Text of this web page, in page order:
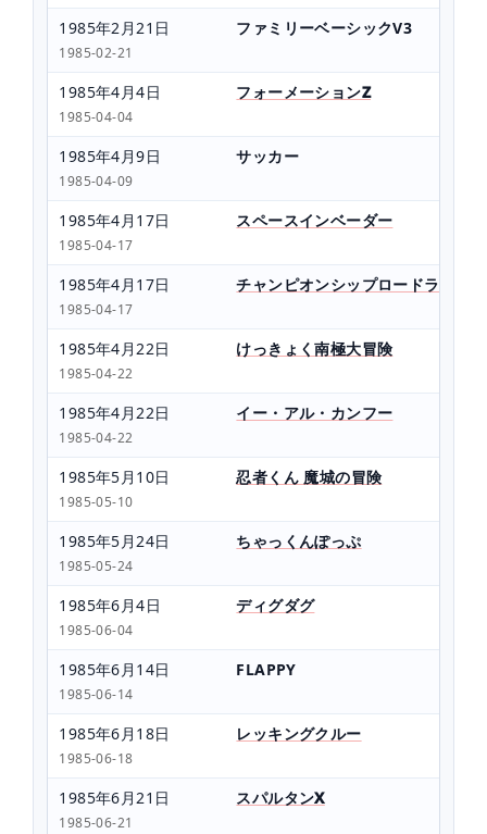
1985年2月21日
1985-02-21
ファミリーベーシックV3
1985年4月4日
1985-04-04
フォーメーションZ
1985年4月9日
1985-04-09
サッカー
1985年4月17日
1985-04-17
スペースインベーダー
1985年4月17日
1985-04-17
チャンピオンシップロードランナー
1985年4月22日
1985-04-22
けっきょく南極大冒険
1985年4月22日
1985-04-22
イー・アル・カンフー
1985年5月10日
1985-05-10
忍者くん 魔城の冒険
1985年5月24日
1985-05-24
ちゃっくんぽっぷ
1985年6月4日
1985-06-04
ディグダグ
1985年6月14日
1985-06-14
FLAPPY
1985年6月18日
1985-06-18
レッキングクルー
1985年6月21日
1985-06-21
スパルタンX